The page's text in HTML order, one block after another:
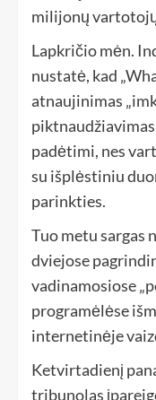
milijonų
Lapkričio mėn.
nustatė, kad
atnaujinimas
padėtimi, nes
su išplėstiniu
parinkties.
Tuo metu sargas
dviejose
vadinamosiose
programėlėse
internetinėje
Ketvirtadienį
tribunolas